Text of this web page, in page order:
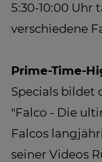
5:30-10:00 Uhr
verschiedene
Prime-Time-
Specials bildet
"Falco - Die
Falcos
seiner Videos